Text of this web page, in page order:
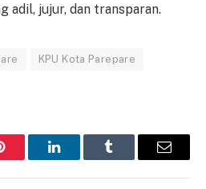
adil, jujur, dan transparan.
KPU Kota Parepare
LinkedInTumblr Email